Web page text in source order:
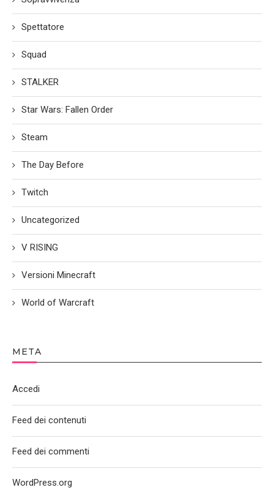
Spettatore
Squad
STALKER
Star Wars: Fallen Order
Steam
The Day Before
Twitch
Uncategorized
V RISING
Versioni Minecraft
World of Warcraft
META
Accedi
Feed dei contenuti
Feed dei commenti
WordPress.org